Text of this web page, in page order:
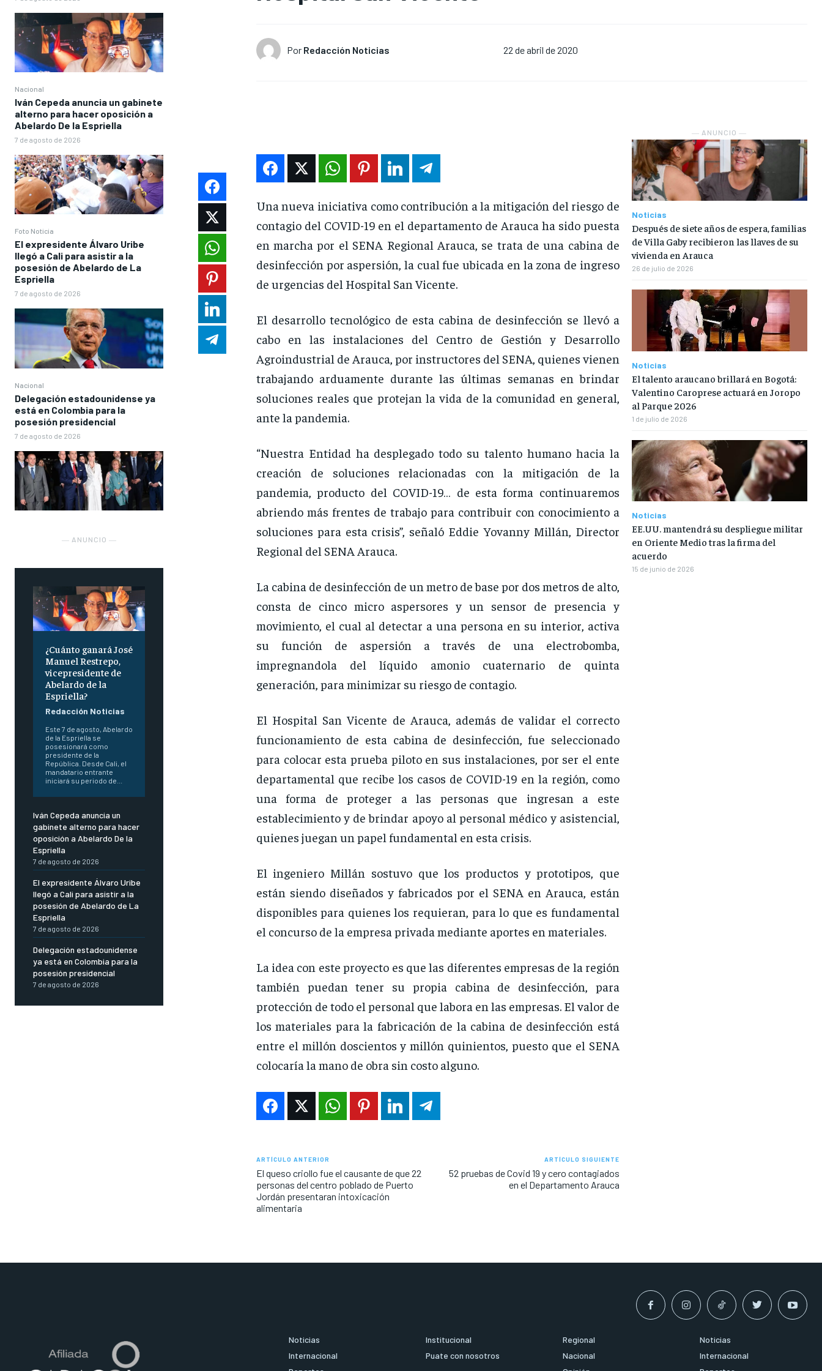
Nacional
Iván Cepeda anuncia un gabinete
alterno para hacer oposición a
Abelardo De la Espriella
7 de agosto de 2026
Foto Noticia
El expresidente Álvaro Uribe
llegó a Cali para asistir a la
posesión de Abelardo de La
Espriella
7 de agosto de 2026
Nacional
Delegación estadounidense ya
está en Colombia para la
posesión presidencial
7 de agosto de 2026
― ANUNCIO ―
¿Cuánto ganará José
Manuel Restrepo,
vicepresidente de
Abelardo de la
Espriella?
Redacción Noticias
Este 7 de agosto, Abelardo
de la Espriella se
posesionará como
presidente de la
República. Desde Cali, el
mandatario entrante
iniciará su periodo de...
Iván Cepeda anuncia un
gabinete alterno para hacer
oposición a Abelardo De la
Espriella
7 de agosto de 2026
El expresidente Álvaro Uribe
llegó a Cali para asistir a la
posesión de Abelardo de La
Espriella
7 de agosto de 2026
Delegación estadounidense
ya está en Colombia para la
posesión presidencial
7 de agosto de 2026
Por Redacción Noticias 22 de abril de 2020
Una nueva iniciativa como contribución a la mitigación del riesgo de
contagio del COVID-19 en el departamento de Arauca ha sido puesta
en marcha por el SENA Regional Arauca, se trata de una cabina de
desinfección por aspersión, la cual fue ubicada en la zona de ingreso
de urgencias del Hospital San Vicente.
El desarrollo tecnológico de esta cabina de desinfección se llevó a
cabo en las instalaciones del Centro de Gestión y Desarrollo
Agroindustrial de Arauca, por instructores del SENA, quienes vienen
trabajando arduamente durante las últimas semanas en brindar
soluciones reales que protejan la vida de la comunidad en general,
ante la pandemia.
“Nuestra Entidad ha desplegado todo su talento humano hacia la
creación de soluciones relacionadas con la mitigación de la
pandemia, producto del COVID-19… de esta forma continuaremos
abriendo más frentes de trabajo para contribuir con conocimiento a
soluciones para esta crisis”, señaló Eddie Yovanny Millán, Director
Regional del SENA Arauca.
La cabina de desinfección de un metro de base por dos metros de alto,
consta de cinco micro aspersores y un sensor de presencia y
movimiento, el cual al detectar a una persona en su interior, activa
su función de aspersión a través de una electrobomba,
impregnandola del líquido amonio cuaternario de quinta
generación, para minimizar su riesgo de contagio.
El Hospital San Vicente de Arauca, además de validar el correcto
funcionamiento de esta cabina de desinfección, fue seleccionado
para colocar esta prueba piloto en sus instalaciones, por ser el ente
departamental que recibe los casos de COVID-19 en la región, como
una forma de proteger a las personas que ingresan a este
establecimiento y de brindar apoyo al personal médico y asistencial,
quienes juegan un papel fundamental en esta crisis.
El ingeniero Millán sostuvo que los productos y prototipos, que
están siendo diseñados y fabricados por el SENA en Arauca, están
disponibles para quienes los requieran, para lo que es fundamental
el concurso de la empresa privada mediante aportes en materiales.
La idea con este proyecto es que las diferentes empresas de la región
también puedan tener su propia cabina de desinfección, para
protección de todo el personal que labora en las empresas. El valor de
los materiales para la fabricación de la cabina de desinfección está
entre el millón doscientos y millón quinientos, puesto que el SENA
colocaría la mano de obra sin costo alguno.
ARTÍCULO ANTERIOR
El queso criollo fue el causante de que 22
personas del centro poblado de Puerto
Jordán presentaran intoxicación
alimentaria
ARTÍCULO SIGUIENTE
52 pruebas de Covid 19 y cero contagiados
en el Departamento Arauca
― ANUNCIO ―
Noticias
Después de siete años de espera, familias
de Villa Gaby recibieron las llaves de su
vivienda en Arauca
26 de julio de 2026
Noticias
El talento araucano brillará en Bogotá:
Valentino Caroprese actuará en Joropo
al Parque 2026
1 de julio de 2026
Noticias
EE.UU. mantendrá su despliegue militar
en Oriente Medio tras la firma del
acuerdo
15 de junio de 2026
Noticias
Internacional
Institucional
Puate con nosotros
Regional
Nacional
Noticias
Internacional